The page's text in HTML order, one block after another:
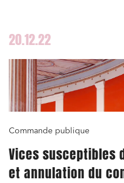
20.12.22
Commande publique
Vices susceptibles
et annulation du